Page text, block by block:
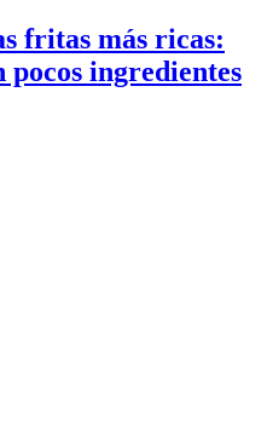
fritas más ricas:
pocos ingredientes